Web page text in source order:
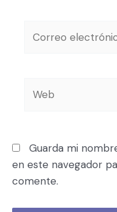
Guarda mi
en este navegador
comente.